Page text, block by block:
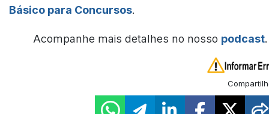
Básico para Concursos.
Acompanhe mais detalhes no nosso podcast.